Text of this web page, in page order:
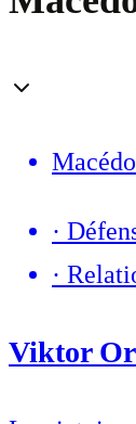
·
·
Viktor